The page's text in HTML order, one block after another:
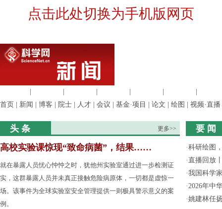
点击此处切换为手机版网页
首页
新闻 博客 院士 人才 会议 基金·项目 论文 绘图 视频·直播
头 条 更多>>
高校实验课惊现“致命病菌”，结果……
就在暴露人员忧心忡忡之时，犹他州实验室通过进一步检测证
实，这群暴露人员并未真正接触危险病原体，一切都是虚惊一
场。该事件为全球实验室安全管理提供一则极具警示意义的案
例。
要 闻
·科研绘图
·直播回放
·我国科学
·2026年中
·姚建林任